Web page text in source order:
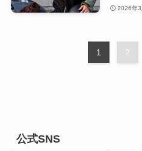
2026年3
1 2
公式SNS